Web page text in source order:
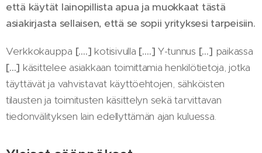
että käytät lainopillista apua ja muokkaat tästä
asiakirjasta sellaisen, että se sopii yrityksesi tarpeisiin.
Verkkokauppa [….] kotisivulla [….] Y-tunnus […] paikassa
[…] käsittelee asiakkaan toimittamia henkilötietoja, jotka
täyttävät ja vahvistavat käyttöehtojen, sähköisten
tilausten ja toimitusten käsittelyn sekä tarvittavan
tiedonvälityksen lain edellyttämän ajan kuluessa.